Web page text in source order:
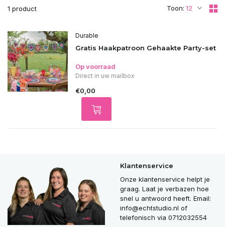
1 product Toon:
Durable
Gratis Haakpatroon Gehaakte Party-set
Op voorraad
Direct in uw mailbox
€0,00
Klantenservice
Onze klantenservice helpt je
graag. Laat je verbazen hoe
snel u antwoord heeft. Email:
info@echtstudio.nl of
telefonisch via 0712032554